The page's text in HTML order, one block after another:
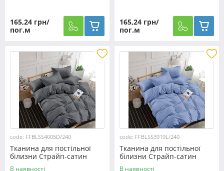
165,24 грн/
пог.м
165,24 грн/
пог.м
code: FFBLSS4005D/240
Тканина для постільної
білизни Страйп-сатин
SS4005D/240 (60м)
В наявності
code: FFBLSS3919L/240
Тканина для постільної
білизни Страйп-сатин
SS3919L/240 (60м)
В наявності